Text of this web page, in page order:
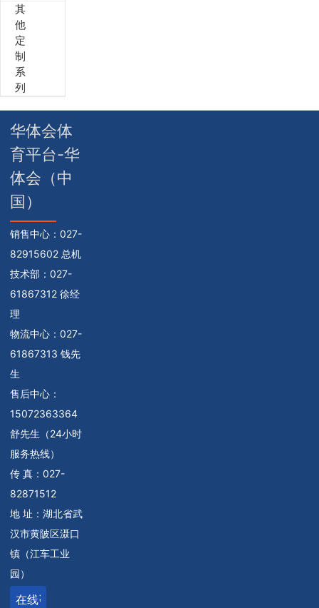
其
他
定
制
系
列
华体会体
育平台-华
体会（中
国）
销售中心： 027-
82915602 总机
技术部： 027-
61867312 徐经
理
物流中心： 027-
61867313 钱先
生
售后中心：
15072363364
舒先生（24小时
服务热线）
传 真：027-
82871512
地 址：湖北省武
汉市黄陂区滠口
镇（江车工业
园）
在线咨询